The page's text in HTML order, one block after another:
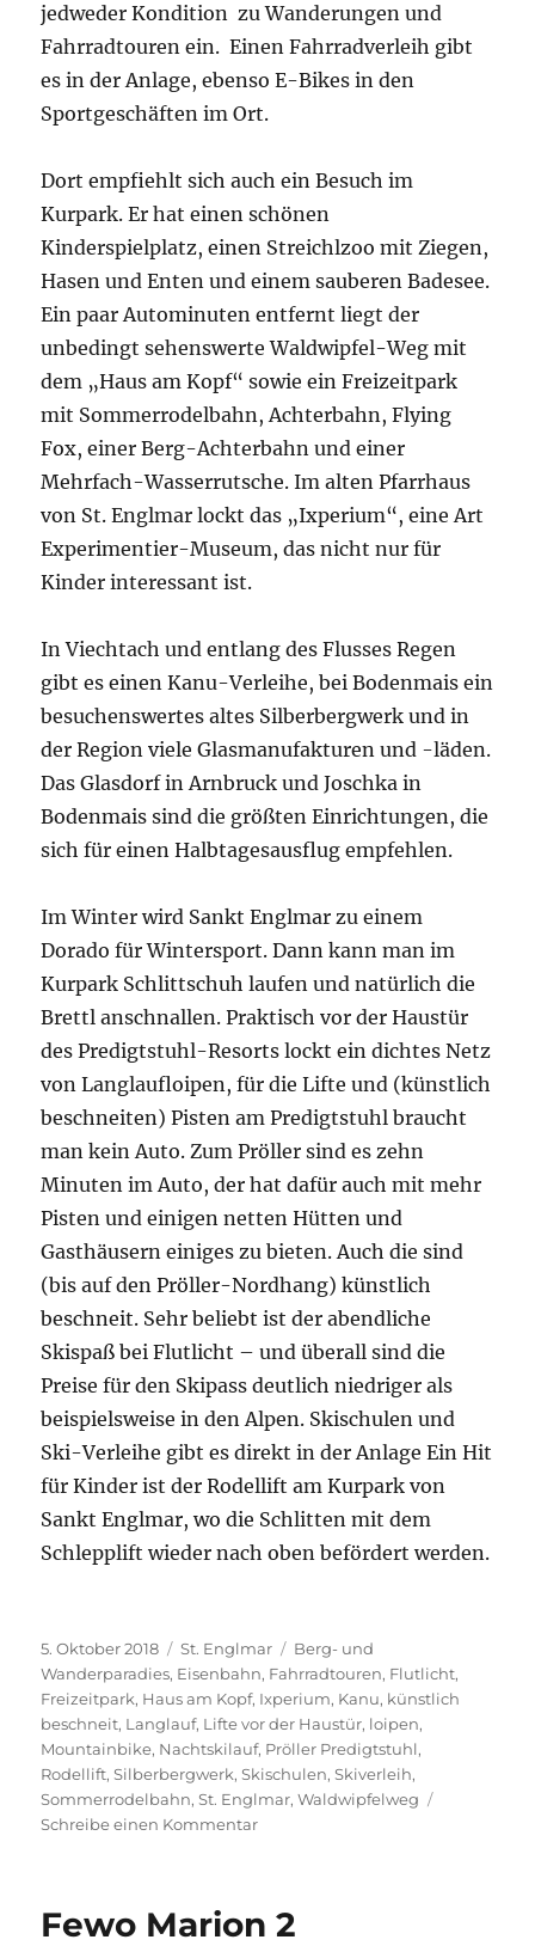
jedweder Kondition zu Wanderungen und
Fahrradtouren ein. Einen Fahrradverleih gibt
es in der Anlage, ebenso E-Bikes in den
Sportgeschäften im Ort.
Dort empfiehlt sich auch ein Besuch im
Kurpark. Er hat einen schönen
Kinderspielplatz, einen Streichlzoo mit Ziegen,
Hasen und Enten und einem sauberen Badesee.
Ein paar Autominuten entfernt liegt der
unbedingt sehenswerte Waldwipfel-Weg mit
dem „Haus am Kopf“ sowie ein Freizeitpark
mit Sommerrodelbahn, Achterbahn, Flying
Fox, einer Berg-Achterbahn und einer
Mehrfach-Wasserrutsche. Im alten Pfarrhaus
von St. Englmar lockt das „Ixperium“, eine Art
Experimentier-Museum, das nicht nur für
Kinder interessant ist.
In Viechtach und entlang des Flusses Regen
gibt es einen Kanu-Verleihe, bei Bodenmais ein
besuchenswertes altes Silberbergwerk und in
der Region viele Glasmanufakturen und -läden.
Das Glasdorf in Arnbruck und Joschka in
Bodenmais sind die größten Einrichtungen, die
sich für einen Halbtagesausflug empfehlen.
Im Winter wird Sankt Englmar zu einem
Dorado für Wintersport. Dann kann man im
Kurpark Schlittschuh laufen und natürlich die
Brettl anschnallen. Praktisch vor der Haustür
des Predigtstuhl-Resorts lockt ein dichtes Netz
von Langlaufloipen, für die Lifte und (künstlich
beschneiten) Pisten am Predigtstuhl braucht
man kein Auto. Zum Pröller sind es zehn
Minuten im Auto, der hat dafür auch mit mehr
Pisten und einigen netten Hütten und
Gasthäusern einiges zu bieten. Auch die sind
(bis auf den Pröller-Nordhang) künstlich
beschneit. Sehr beliebt ist der abendliche
Skispaß bei Flutlicht – und überall sind die
Preise für den Skipass deutlich niedriger als
beispielsweise in den Alpen. Skischulen und
Ski-Verleihe gibt es direkt in der Anlage Ein Hit
für Kinder ist der Rodellift am Kurpark von
Sankt Englmar, wo die Schlitten mit dem
Schlepplift wieder nach oben befördert werden.
Veröffentlicht
am
5. Oktober 2018 Kategorien
St. Englmar Schlagwörter
Berg- und
Wanderparadies, Eisenbahn, Fahrradtouren, Flutlicht,
Freizeitpark, Haus am Kopf, Ixperium, Kanu, künstlich
beschneit, Langlauf, Lifte vor der Haustür, loipen,
Mountainbike, Nachtskilauf, Pröller Predigtstuhl,
Rodellift,Silberbergwerk,Skischulen,Skiverleih,
Sommerrodelbahn,St. Englmar,Waldwipfelweg
Schreibe einen Kommentarzu
in
Fewo Marion 2